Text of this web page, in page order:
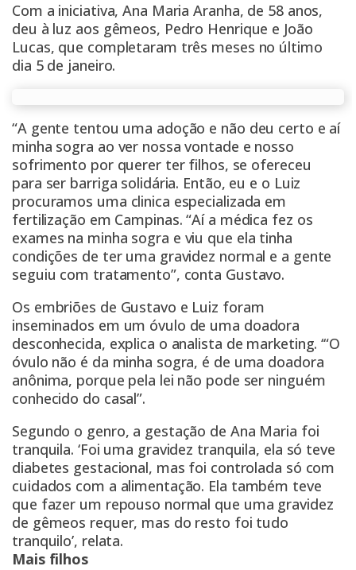
Com a iniciativa, Ana Maria Aranha, de 58 anos,
deu à luz aos gêmeos, Pedro Henrique e João
Lucas, que completaram três meses no último
dia 5 de janeiro.
“A gente tentou uma adoção e não deu certo e aí
minha sogra ao ver nossa vontade e nosso
sofrimento por querer ter filhos, se ofereceu
para ser barriga solidária. Então, eu e o Luiz
procuramos uma clinica especializada em
fertilização em Campinas. “Aí a médica fez os
exames na minha sogra e viu que ela tinha
condições de ter uma gravidez normal e a gente
seguiu com tratamento”, conta Gustavo.
Os embriões de Gustavo e Luiz foram
inseminados em um óvulo de uma doadora
desconhecida, explica o analista de marketing. ‘“O
óvulo não é da minha sogra, é de uma doadora
anônima, porque pela lei não pode ser ninguém
conhecido do casal”.
Segundo o genro, a gestação de Ana Maria foi
tranquila. ‘Foi uma gravidez tranquila, ela só teve
diabetes gestacional, mas foi controlada só com
cuidados com a alimentação. Ela também teve
que fazer um repouso normal que uma gravidez
de gêmeos requer, mas do resto foi tudo
tranquilo’, relata.
Mais filhos